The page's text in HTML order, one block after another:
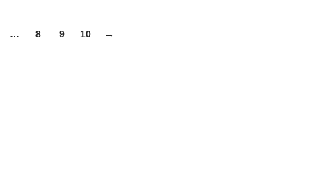
… 8 9 10 →